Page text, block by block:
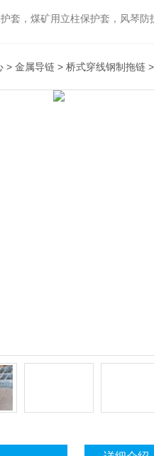
套，煤矿用立柱保护套，风琴
> 金属导链 > 桥式穿线钢制拖链